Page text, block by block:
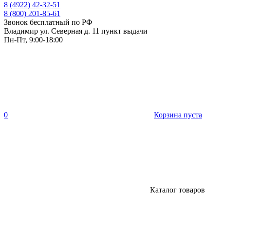
8 (4922) 42-32-51
8 (800) 201-85-61
Звонок бесплатный по РФ
Владимир ул. Северная д. 11 пункт выдачи
Пн-Пт, 9:00-18:00
0 Корзина пуста
Каталог товаров